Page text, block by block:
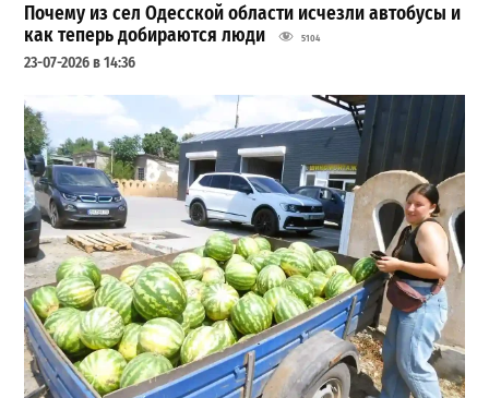
Почему из сел Одесской области исчезли автобусы и
как теперь добираются люди
5104
23-07-2026 в 14:36